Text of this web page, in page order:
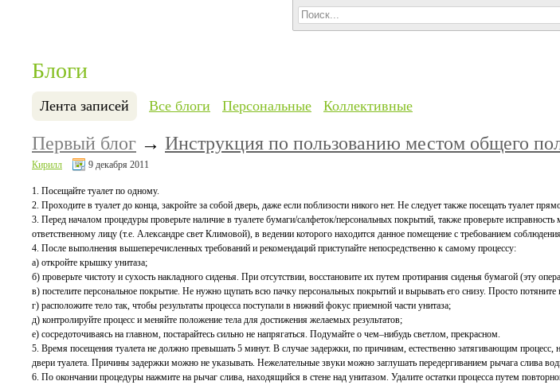
Блоги
Лента записей Все блоги Персональные Коллективные
Первый блог → Инструкция по пользованию местом общего
Кирилл 9 декабря 2011
1. Посещайте туалет по одному.
2. Проходите в туалет до конца, закройте за собой дверь, даже если поблизости никого нет. Не следует также посещать туалет
3. Перед началом процедуры проверьте наличие в туалете бумаги/салфеток/персональных покрытий, также проверьте
ответственному лицу (т.е. Александре свет Климовой), в ведении которого находится данное помещение с требованием
4. После выполнения вышеперечисленных требований и рекомендаций приступайте непосредственно к самому процессу:
а) откройте крышку унитаза;
б) проверьте чистоту и сухость накладного сиденья. При отсутствии, восстановите их путем протирания сиденья бумагой (эту
в) постелите персональное покрытие. Не нужно щупать всю пачку персональных покрытий и вырывать его снизу. Просто
г) расположите тело так, чтобы результаты процесса поступали в нижний фокус приемной части унитаза;
д) контролируйте процесс и меняйте положение тела для достижения желаемых результатов;
е) сосредоточиваясь на главном, постарайтесь сильно не напрягаться. Подумайте о чем–нибудь светлом, прекрасном.
5. Время посещения туалета не должно превышать 5 минут. В случае задержки, по причинам, естественно затягивающим
двери туалета. Причины задержки можно не указывать. Нежелательные звуки можно заглушать передергиванием рычага слива
6. По окончании процедуры нажмите на рычаг слива, находящийся в стене над унитазом. Удалите остатки процесса путем